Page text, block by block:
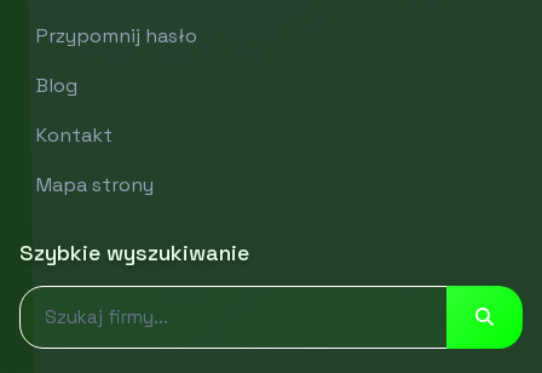
Przypomnij hasło
Blog
Kontakt
Mapa strony
Szybkie wyszukiwanie